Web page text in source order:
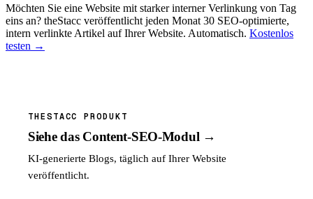
Möchten Sie eine Website mit starker interner Verlinkung von Tag
eins an? theStacc veröffentlicht jeden Monat 30 SEO-optimierte,
intern verlinkte Artikel auf Ihrer Website. Automatisch. Kostenlos
testen →
THESTACC PRODUKT
Siehe das Content-SEO-Modul →
KI-generierte Blogs, täglich auf Ihrer Website
veröffentlicht.